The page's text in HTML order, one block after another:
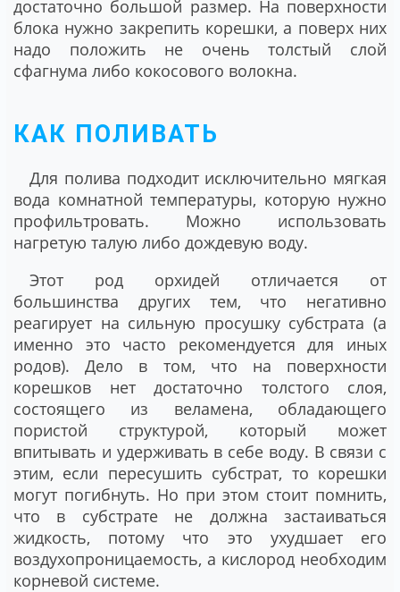
достаточно большой размер. На поверхности
блока нужно закрепить корешки, а поверх них
надо положить не очень толстый слой
сфагнума либо кокосового волокна.
КАК ПОЛИВАТЬ
Для полива подходит исключительно мягкая
вода комнатной температуры, которую нужно
профильтровать. Можно использовать
нагретую талую либо дождевую воду.
Этот род орхидей отличается от
большинства других тем, что негативно
реагирует на сильную просушку субстрата (а
именно это часто рекомендуется для иных
родов). Дело в том, что на поверхности
корешков нет достаточно толстого слоя,
состоящего из веламена, обладающего
пористой структурой, который может
впитывать и удерживать в себе воду. В связи с
этим, если пересушить субстрат, то корешки
могут погибнуть. Но при этом стоит помнить,
что в субстрате не должна застаиваться
жидкость, потому что это ухудшает его
воздухопроницаемость, а кислород необходим
корневой системе.